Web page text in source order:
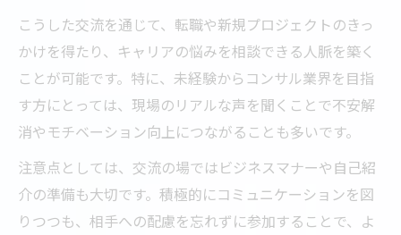
こうした交流を通じて、転職や新規プロジェクトのきっ
かけを得たり、キャリアの悩みを相談できる人脈を築く
ことが可能です。特に、未経験からコンサル業界を目指
す方にとっては、現場のリアルな声を聞くことで不安解
消やモチベーション向上につながることも多いです。
注意点としては、交流の場ではビジネスマナーや自己紹
介の準備も大切です。積極的にコミュニケーションを図
りつつも、相手への配慮を忘れずに参加することで、よ